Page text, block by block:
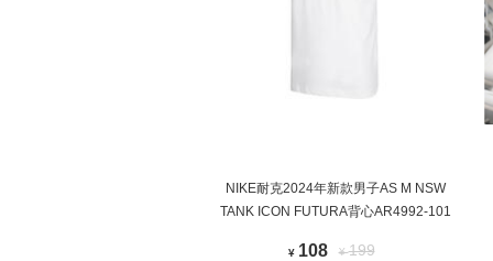
NIKE耐克2024年新款男子AS M NSW
TANK ICON FUTURA背心AR4992-101
¥ 108 ¥199